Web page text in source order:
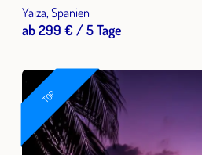
Yaiza, Spanien
ab 299 € / 5 Tage
TOP